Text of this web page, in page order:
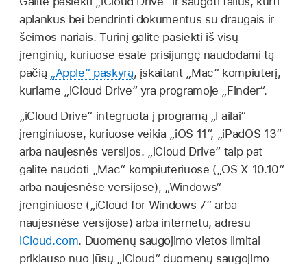
aplankus bei bendrinti dokumentus su draugais ir
šeimos nariais. Turinį galite pasiekti iš visų
įrenginių, kuriuose esate prisijungę naudodami tą
pačią
„Apple“ paskyrą, įskaitant „Mac“ kompiuterį,
kuriame „iCloud Drive“ yra programoje „Finder“.
„iCloud Drive“ integruota į programą „Failai“
įrenginiuose, kuriuose veikia „iOS 11“, „iPadOS 13“
arba naujesnės versijos. „iCloud Drive“ taip pat
galite naudoti „Mac“ kompiuteriuose („OS X 10.10“
arba naujesnėse versijose), „Windows“
įrenginiuose („iCloud for Windows 7“ arba
naujesnėse versijose) arba internetu, adresu
iCloud.com. Duomenų saugojimo vietos limitai
priklauso nuo jūsų „iCloud“ duomenų saugojimo